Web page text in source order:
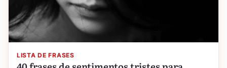
LISTA DE FRASES